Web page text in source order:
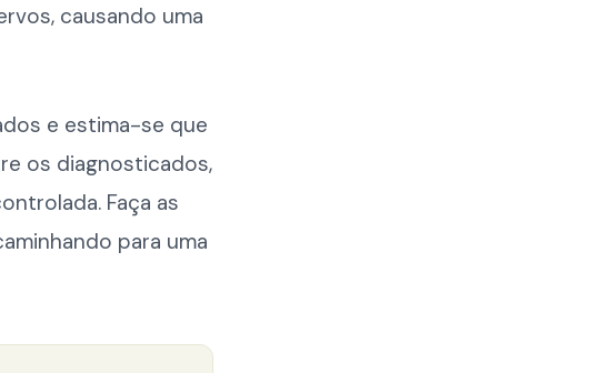
causando uma
e estima-se que
os diagnosticados,
Faça as
para uma